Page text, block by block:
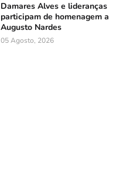
Damares Alves e lideranças
participam de homenagem a
Augusto Nardes
05 Agosto, 2026